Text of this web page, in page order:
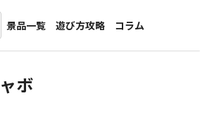
景品一覧
新着景品
カテゴリ一覧
作品名一覧
遊び方攻略
コラム
インタビュー
ボ